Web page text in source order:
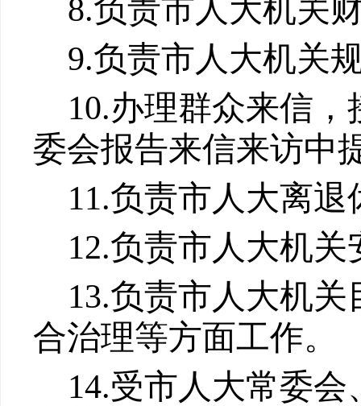
8.负责市人大机关
9.负责市人大机关
10.办理群众来信
委会报告来信来访中
11.负责市人大离退
12.负责市人大机关
13.负责市人大机关
合治理等方面工作。
14.受市人大常委会